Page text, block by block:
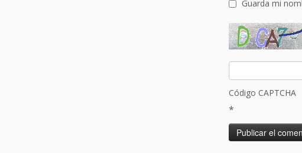
Guarda mi
Código CAPTCHA
*